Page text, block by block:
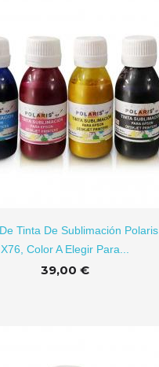
Tinta De Sublimación Polaris
X76, Color A Elegir Para...
39,00 €